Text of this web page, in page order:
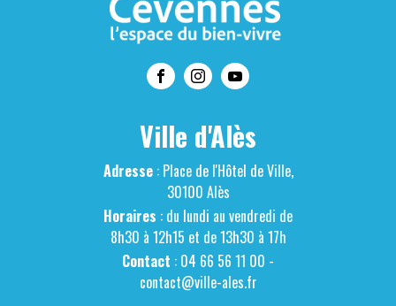
Ville d'Alès
Adresse: Place de l'Hôtel de Ville,
30100 Alès
Horaires : du lundi au vendredi de
8h30 à 12h15 et de 13h30 à 17h
Contact : 04 66 56 11 00 -
contact@ville-ales.fr